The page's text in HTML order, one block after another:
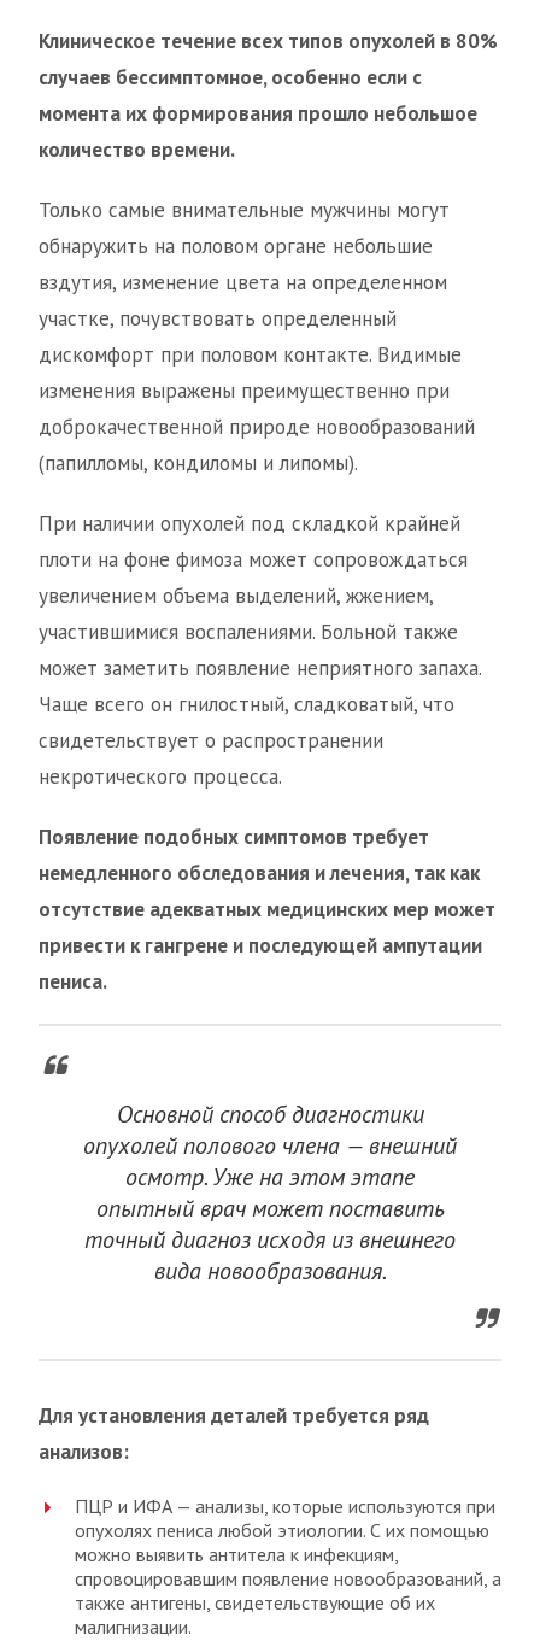
Клиническое течение всех типов опухолей в 80%
случаев бессимптомное, особенно если с
момента их формирования прошло небольшое
количество времени.
Только самые внимательные мужчины могут
обнаружить на половом органе небольшие
вздутия, изменение цвета на определенном
участке, почувствовать определенный
дискомфорт при половом контакте. Видимые
изменения выражены преимущественно при
доброкачественной природе новообразований
(папилломы, кондиломы и липомы).
При наличии опухолей под складкой крайней
плоти на фоне фимоза может сопровождаться
увеличением объема выделений, жжением,
участившимися воспалениями. Больной также
может заметить появление неприятного запаха.
Чаще всего он гнилостный, сладковатый, что
свидетельствует о распространении
некротического процесса.
Появление подобных симптомов требует
немедленного обследования и лечения, так как
отсутствие адекватных медицинских мер может
привести к гангрене и последующей ампутации
пениса.
Основной способ диагностики
опухолей полового члена — внешний
осмотр. Уже на этом этапе
опытный врач может поставить
точный диагноз исходя из внешнего
вида новообразования.
Для установления деталей требуется ряд
анализов:
ПЦР и ИФА — анализы, которые используются при
опухолях пениса любой этиологии. С их помощью
можно выявить антитела к инфекциям,
спровоцировавшим появление новообразований, а
также антигены, свидетельствующие об их
малигнизации.